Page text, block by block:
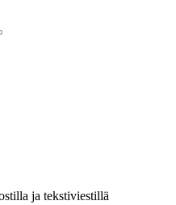
ja tekstiviestillä